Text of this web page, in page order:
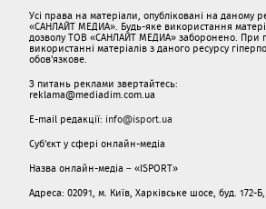
Усі права на матеріали, опубліковані на даному
«САНЛАЙТ МЕДИА». Будь-яке використання
дозволу ТОВ «САНЛАЙТ МЕДИА» заборонено. При
використанні матеріалів з даного ресурсу
обов'язкове.
З питань реклами звертайтесь:
reklama@mediadim.com.ua
E-mail редакції: info@isport.ua
Суб'єкт у сфері онлайн-медіа
Назва онлайн-медіа – «ISPORT»
Адреса: 02091, м. Київ, Харківське шосе, буд. 172-